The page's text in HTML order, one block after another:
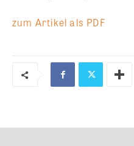
zum Artikel als PDF